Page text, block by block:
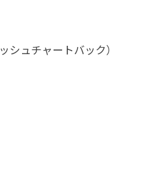
ュチャートバック）